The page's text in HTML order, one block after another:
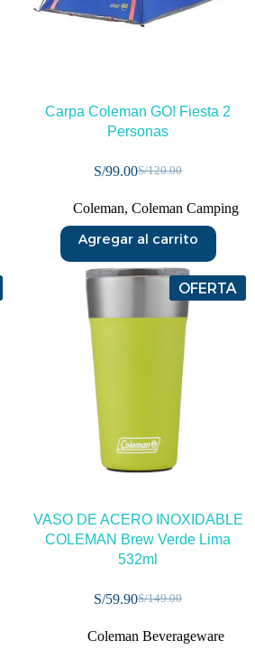
Carpa Coleman GO! Fiesta 2
Personas
S/120.00
S/99.00
Coleman, Coleman Camping
Agregar al carrito
OFERTA
VASO DE ACERO INOXIDABLE
COLEMAN Brew Verde Lima
532ml
S/149.00
S/59.90
Coleman Beverageware